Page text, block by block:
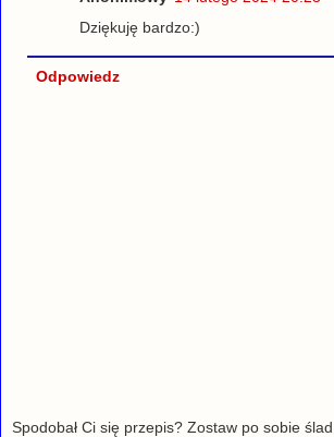
Dziękuję bardzo:)
Odpowiedz
Spodobał Ci się przepis? Zostaw po sobie